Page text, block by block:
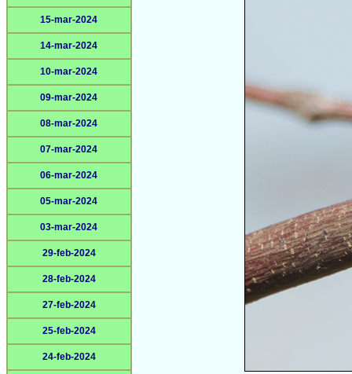
15-mar-2024
14-mar-2024
10-mar-2024
09-mar-2024
08-mar-2024
07-mar-2024
06-mar-2024
05-mar-2024
03-mar-2024
29-feb-2024
28-feb-2024
27-feb-2024
25-feb-2024
24-feb-2024